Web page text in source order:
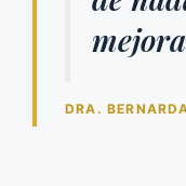
DRA.